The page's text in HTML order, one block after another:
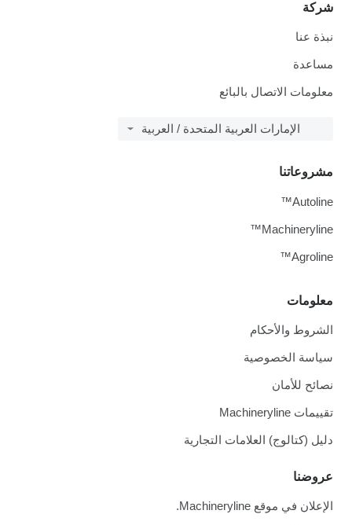
شركة
نبذة عنا
مساعدة
معلومات الاتصال بالبائع
الإمارات العربية المتحدة / العربية
معلومات
الشروط والأحكام
سياسة الخصوصية
نصائح للأمان
تقييمات Machineryline
دليل (كتالوج) العلامات التجارية
عروضنا
الإعلان في موقع Machineryline.
مشروعاتنا
Autoline™
Machineryline™
Agroline™